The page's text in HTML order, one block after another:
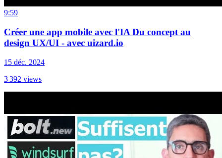
9:59
Créer une app mobile avec l'IA Du concept au
design UX/UI - avec uizard.io
15 déc. 2024
3 392 views